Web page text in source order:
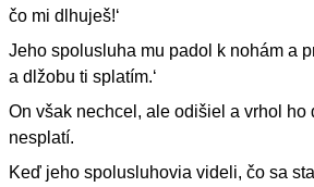
čo mi dlhuješ!‘
Jeho spolusluha mu padol k nohám a
a dlžobu ti splatím.‘
On však nechcel, ale odišiel a vrhol ho
nesplatí.
Keď jeho spolusluhovia videli, čo sa